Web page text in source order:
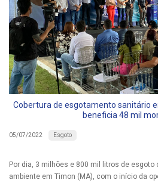
Cobertura de esgotamento sanitário
beneficia 48 mil
05/07/2022 Esgoto
Por dia, 3 milhões e 800 mil litros de esgoto
ambiente em Timon (MA), com o início da